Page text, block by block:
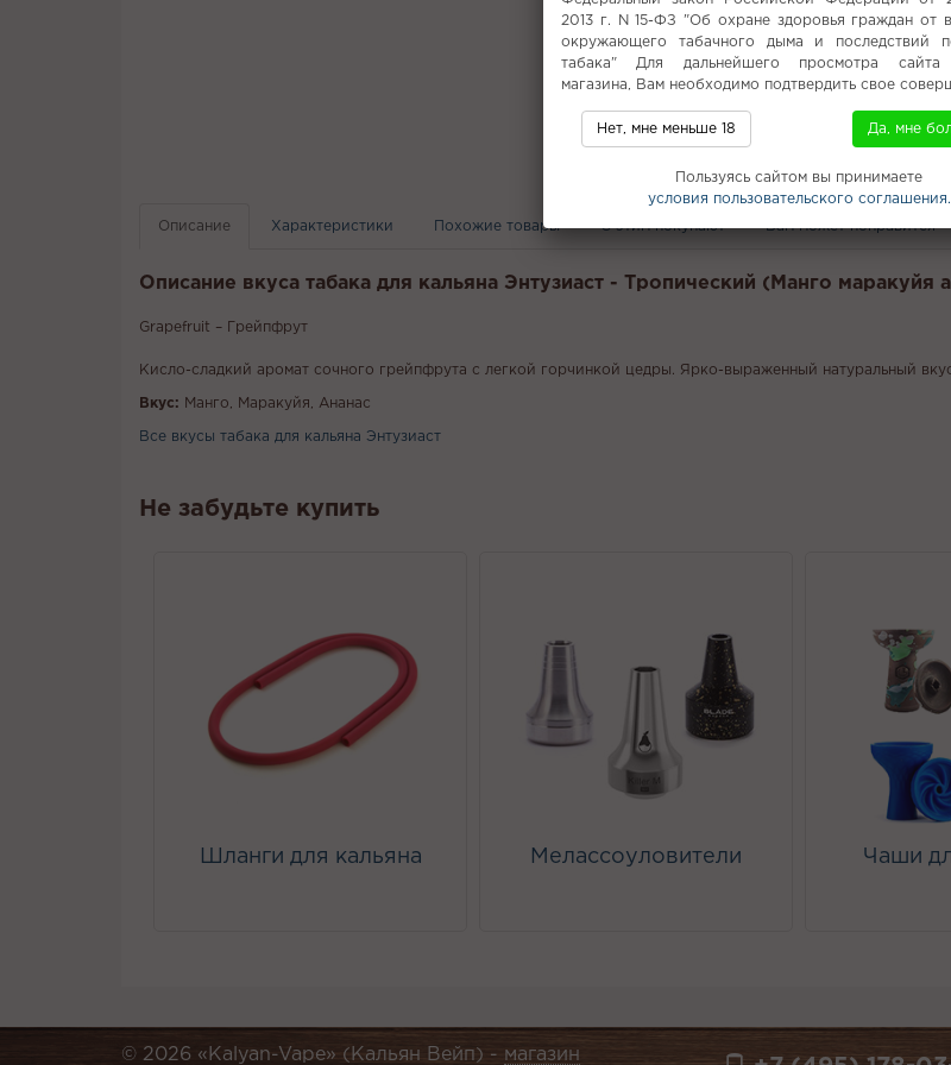
Вкус
Все
Union Hookah
Описание Характеристики Похожие товары С этим покупают Вам может понравится
Описание вкуса табака для кальяна Энтузиаст - Тропический (Манго маракуйя
Grapefruit – Грейпфрут
Кисло-сладкий аромат сочного грейпфрута с легкой горчинкой цедры. Ярко-выраженный натуральный
Вкус: Манго, Маракуйя, Ананас
Все вкусы табака для кальяна Энтузиаст
Не забудьте купить
Шланги для кальяна Мелассоуловители Чаши
© 2026 «Kalyan-Vape» (Кальян Вейп) - магазин
2013 г. N 15-ФЗ "Об охране здоровья граждан от
окружающего табачного дыма и последствий
табака" Для дальнейшего просмотра сайта
магазина, Вам необходимо подтвердить свое
Нет, мне меньше 18 Да, мне
Пользуясь сайтом вы принимаете
условия пользовательского соглашения.